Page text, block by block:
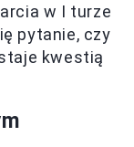
w I turze
pytanie, czy
kwestią